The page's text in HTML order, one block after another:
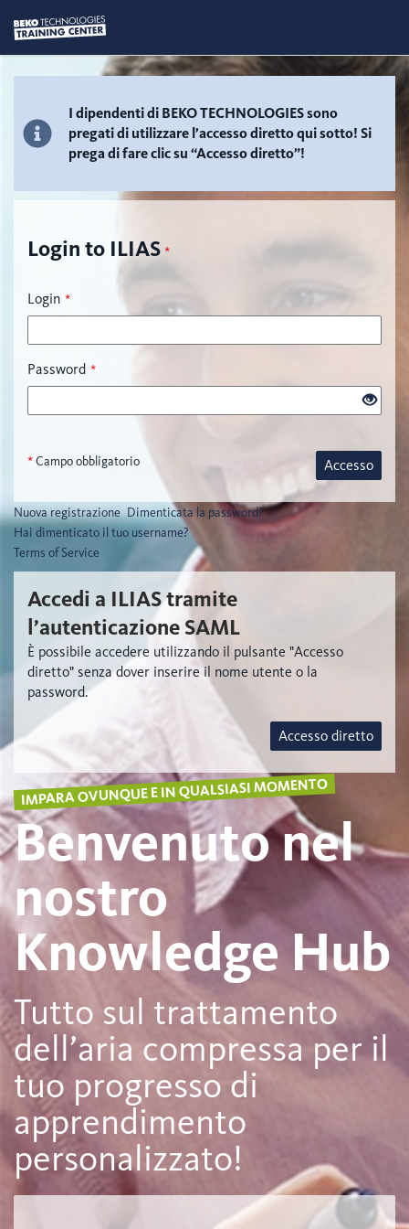
I dipendenti di BEKO TECHNOLOGIES sono
pregati di utilizzare l’accesso diretto qui sotto! Si
prega di fare clic su “Accesso diretto”!
Login to ILIAS *
Login *
Password *
*Campo obbligatorio Accesso
Nuova registrazione Dimenticata la password?
Hai dimenticato il tuo username?
Terms of Service
Accedi a ILIAS tramite
l’autenticazione SAML
È possibile accedere utilizzando il pulsante "Accesso
diretto" senza dover inserire il nome utente o la
password.
Accesso diretto
IMPARA OVUNQUE E IN QUALSIASI MOMENTO
Benvenuto nel
nostro
Knowledge Hub
Tutto sul trattamento
dell’aria compressa per il
tuo progresso di
apprendimento
personalizzato!